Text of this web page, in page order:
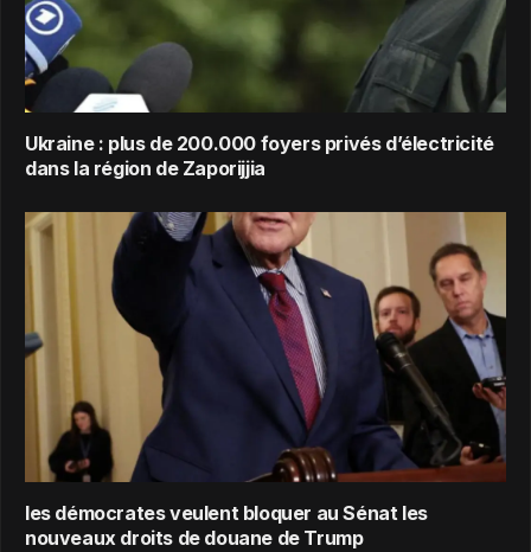
Ukraine : plus de 200.000 foyers privés d’électricité
dans la région de Zaporijjia
les démocrates veulent bloquer au Sénat les
nouveaux droits de douane de Trump